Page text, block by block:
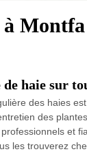
Montfa
haie sur
des haies
des
et
les trouverez